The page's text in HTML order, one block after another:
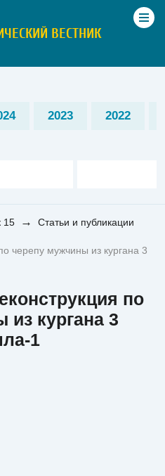
ВЕСТНИК
2023 2022
15 → Статьи и публикации
черепу мужчины из кургана 3
по
кургана 3
1